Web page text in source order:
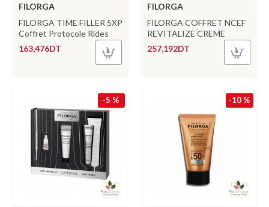
FILORGA
FILORGA TIME FILLER 5XP
Coffret Protocole Rides
163,476DT
FILORGA
FILORGA COFFRET NCEF
REVITALIZE CREME
257,192DT
-5 % -10 %